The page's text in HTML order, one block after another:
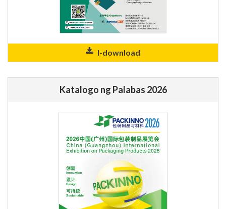
I-download
Katalogo ng Palabas 2026